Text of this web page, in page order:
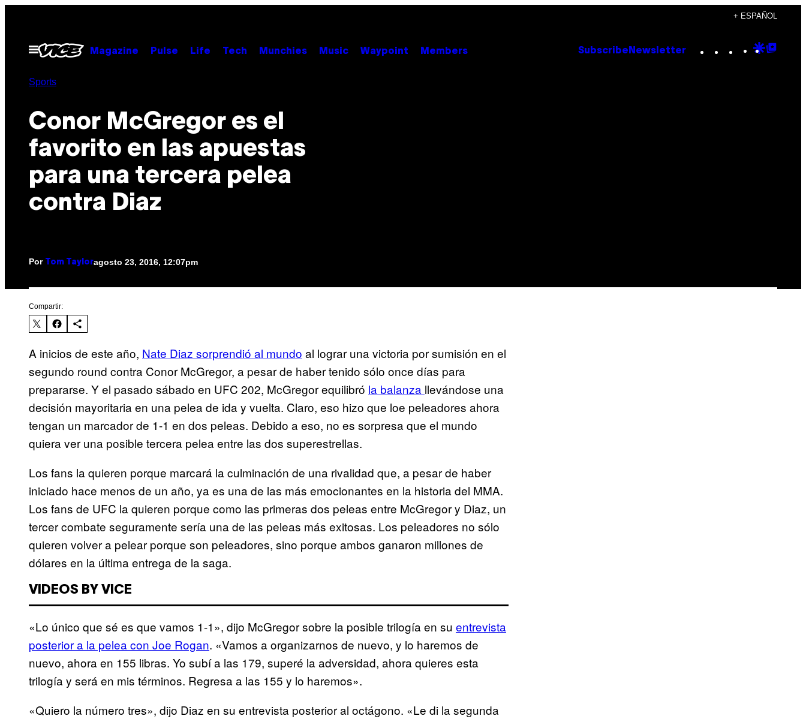
contenido
+ ESPAÑOL
Abrir
Menú
Magazine Pulse Life Tech Munchies Music Waypoint Members Subscribe Newsletter Instagram
TikTok
YouTube
Google
Sports
Conor McGregor es el
favorito en las apuestas
para una tercera pelea
contra Diaz
Por Tom Tayloragosto 23, 2016, 12:07pm
Compartir:
A inicios de este año, Nate Diaz sorprendió al mundo al lograr una victoria por sumisión en el
segundo round contra Conor McGregor, a pesar de haber tenido sólo once días para
prepararse. Y el pasado sábado en UFC 202, McGregor equilibró la balanza llevándose una
decisión mayoritaria en una pelea de ida y vuelta. Claro, eso hizo que loe peleadores ahora
tengan un marcador de 1-1 en dos peleas. Debido a eso, no es sorpresa que el mundo
quiera ver una posible tercera pelea entre las dos superestrellas.
Los fans la quieren porque marcará la culminación de una rivalidad que, a pesar de haber
iniciado hace menos de un año, ya es una de las más emocionantes en la historia del MMA.
Los fans de UFC la quieren porque como las primeras dos peleas entre McGregor y Diaz, un
tercer combate seguramente sería una de las peleas más exitosas. Los peleadores no sólo
quieren volver a pelear porque son peleadores, sino porque ambos ganaron millones de
dólares en la última entrega de la saga.
VIDEOS BY VICE
«Lo único que sé es que vamos 1-1», dijo McGregor sobre la posible trilogía en su entrevista
posterior a la pelea con Joe Rogan. «Vamos a organizarnos de nuevo, y lo haremos de
nuevo, ahora en 155 libras. Yo subí a las 179, superé la adversidad, ahora quieres esta
trilogía y será en mis términos. Regresa a las 155 y lo haremos».
«Quiero la número tres», dijo Diaz en su entrevista posterior al octágono. «Le di la segunda